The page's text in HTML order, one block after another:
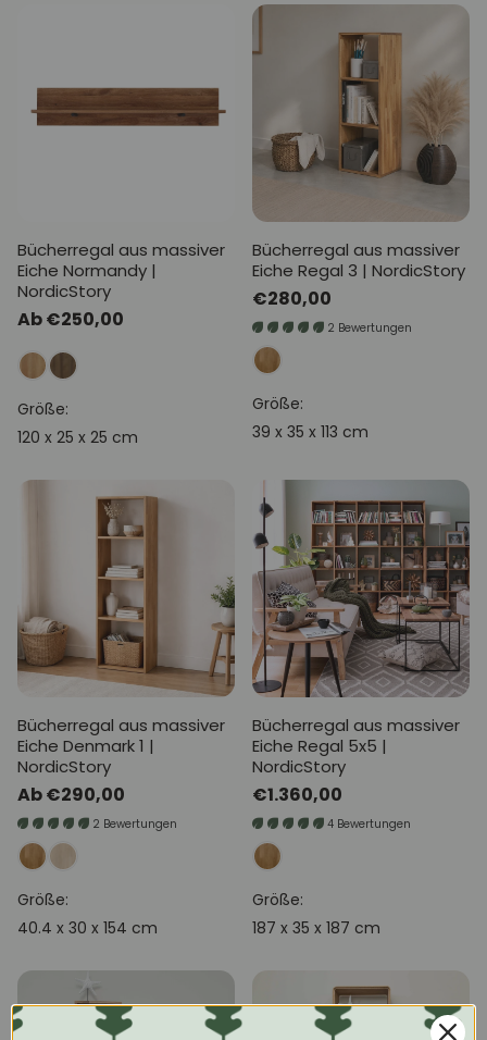
Bücherregal aus massiver
Eiche Normandy |
NordicStory
Normaler
Preis
Ab €250,00
Größe:
120 x 25 x 25 cm
Bücherregal aus massiver
Eiche Regal 3 | NordicStory
Normaler
Preis
€280,00
2 Bewertungen
Größe:
39 x 35 x 113 cm
Bücherregal aus massiver
Eiche Denmark 1 |
NordicStory
Normaler
Preis
Ab €290,00
2 Bewertungen
Größe:
40.4 x 30 x 154 cm
Bücherregal aus massiver
Eiche Regal 5x5 |
NordicStory
Normaler
Preis
€1.360,00
4 Bewertungen
Größe:
187 x 35 x 187 cm